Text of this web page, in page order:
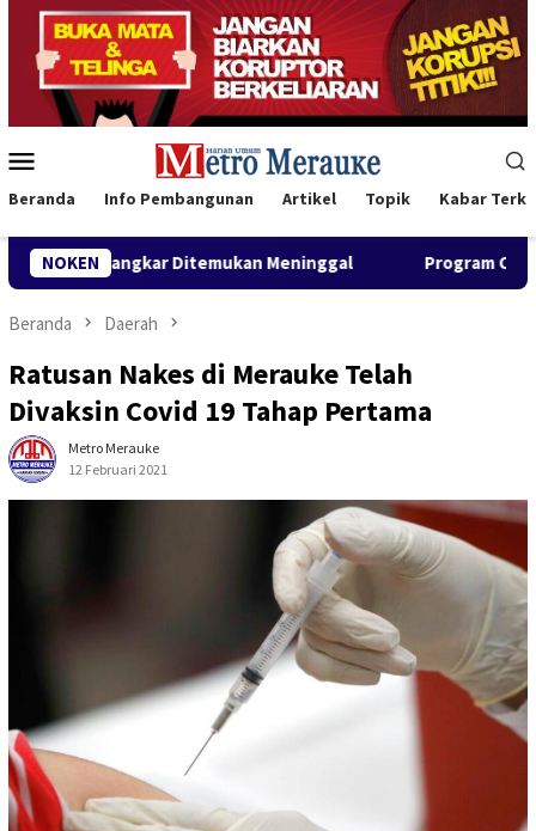
Loncat
konten
Mobile
Beranda Info Pembangunan Artikel Topik Kabar
NOKENMeninggal Program CSR Unggulan Pertamina
Beranda Daerah
Ratusan Nakes di Merauke Telah
Divaksin Covid 19 Tahap Pertama
Metro Merauke
12 Februari 2021